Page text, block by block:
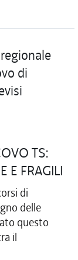
TS:
E FRAGILI
di
delle
questo
il